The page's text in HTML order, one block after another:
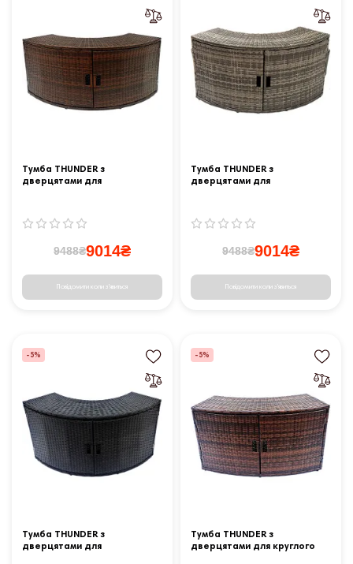
Тумба THUNDER з
дверцятами для
9488₴9014₴
Повідомити коли з'явиться
Тумба THUNDER з
дверцятами для
9488₴9014₴
Повідомити коли з'явиться
-5%
Тумба THUNDER з
дверцятами для
-5%
Тумба THUNDER з
дверцятами для круглого